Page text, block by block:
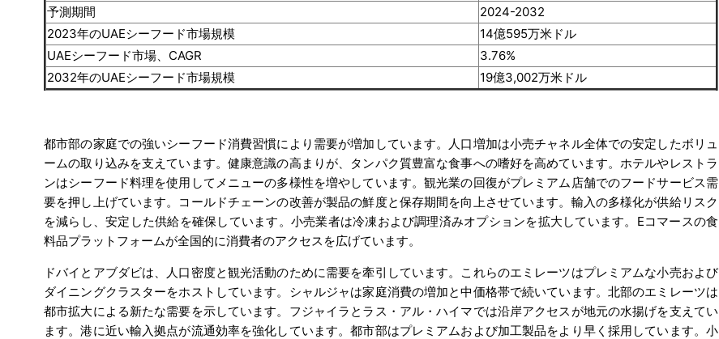
予測期間
2024-2032
2023年のUAEシーフード市場規模
14億595万米ドル
UAEシーフード市場、CAGR
3.76%
2032年のUAEシーフード市場規模
19億3,002万米ドル
都市部の家庭での強いシーフード消費習慣により需要が増加しています。人口増加は小売チャネル全体での安定したボリュ
ームの取り込みを支えています。健康意識の高まりが、タンパク質豊富な食事への嗜好を高めています。ホテルやレストラ
ンはシーフード料理を使用してメニューの多様性を増やしています。観光業の回復がプレミアム店舗でのフードサービス需
要を押し上げています。コールドチェーンの改善が製品の鮮度と保存期間を向上させています。輸入の多様化が供給リスク
を減らし、安定した供給を確保しています。小売業者は冷凍および調理済みオプションを拡大しています。Eコマースの食
料品プラットフォームが全国的に消費者のアクセスを広げています。
ドバイとアブダビは、人口密度と観光活動のために需要を牽引しています。これらのエミレーツはプレミアムな小売および
ダイニングクラスターをホストしています。シャルジャは家庭消費の増加と中価格帯で続いています。北部のエミレーツは
都市拡大による新たな需要を示しています。フジャイラとラス・アル・ハイマでは沿岸アクセスが地元の水揚げを支えてい
ます。港に近い輸入拠点が流通効率を強化しています。都市部はプレミアムおよび加工製品をより早く採用しています。小